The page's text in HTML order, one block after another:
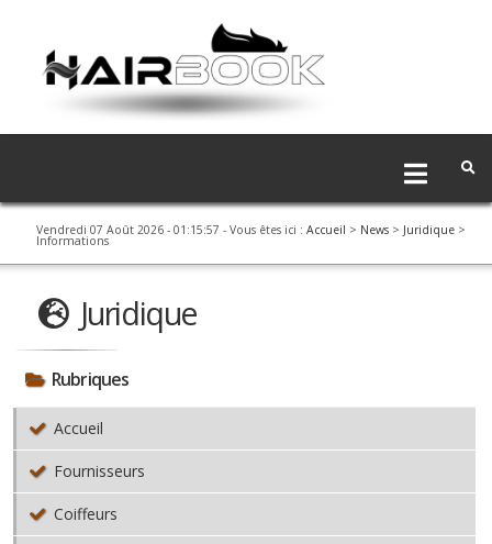
Vendredi 07 Août 2026 - 01:15:58 - Vous êtes ici : Accueil > News > Juridique >
Informations
Juridique
Rubriques
Accueil
Fournisseurs
Coiffeurs